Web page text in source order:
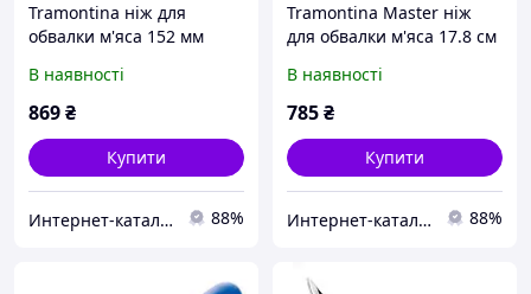
Tramontina ніж для
обвалки м'яса 152 мм
В наявності
869₴
Купити
Интер​н​ет-ка​талог ​с​​ки​док "iBag.ua" 88%
Tramontina Master ніж
для обвалки м'яса 17.8 см
5E5C34857
В наявності
785₴
Купити
Интер​н​ет-ка​талог ​с​​ки​док "iBag.ua" 88%